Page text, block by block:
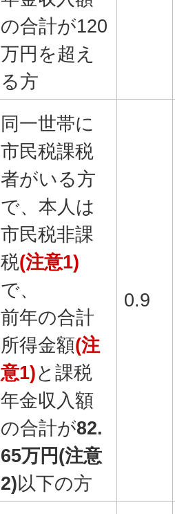
の合計が120
万円を超え
る方
同一世帯に
市民税課税
者がいる方
で、本人は
市民税非課
税(注意1)
で、
前年の合計
所得金額(注
意1)と課税
年金収入額
の合計が82.
65万円(注意
2)以下の方
0.9